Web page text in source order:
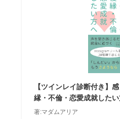
【ツインレイ診断付き】
縁・不倫・恋愛成就したい
著:マダムアリア